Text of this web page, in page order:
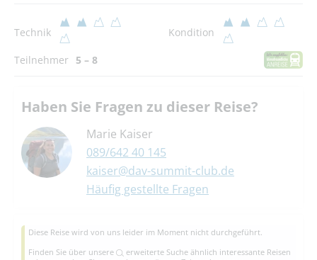
Technik Kondition
Teilnehmer 5 – 8
Haben Sie Fragen zu dieser Reise?
Marie Kaiser
089/642 40 145
kaiser@dav-summit-club.de
Häufig gestellte Fragen
Diese Reise wird von uns leider im Moment nicht durchgeführt.
Finden Sie über unsere
erweiterte Suche ähnlich interessante Reisen